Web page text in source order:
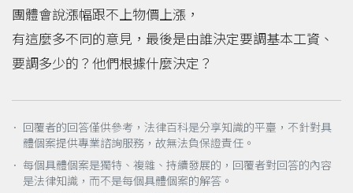
團體會說漲幅跟不上物價上漲，
有這麼多不同的意見，最後是由誰決定要調基本工資、
要調多少的？他們根據什麼決定？
． 回覆者的回答僅供參考，法律百科是分享知識的平臺，不針對具
體個案提供專業諮詢服務，故無法負保證責任。
． 每個具體個案是獨特、複雜、持續發展的，回覆者對回答的內容
是法律知識，而不是每個具體個案的解答。